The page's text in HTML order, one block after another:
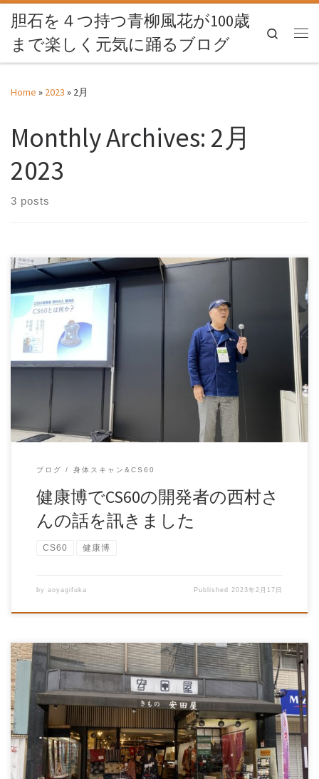
Skip to content
胆石を４つ持つ青柳風花が100歳
まで楽しく元気に踊るブログ
Search
Home » 2023 » 2月
Monthly Archives: 2月
2023
3 posts
健康博でCS60の開発者の西村さんの話を訊きました 去る2
月10日は、東 […]
ブログ 身体スキャン&CS60
健康博でCS60の開発者の西村さ
んの話を訊きました
CS60 健康博
by aoyagifuka Published2023年2月17日
【北千住の安田屋さんで素敵な濡れもの入れに会う】 今
日は用 […]